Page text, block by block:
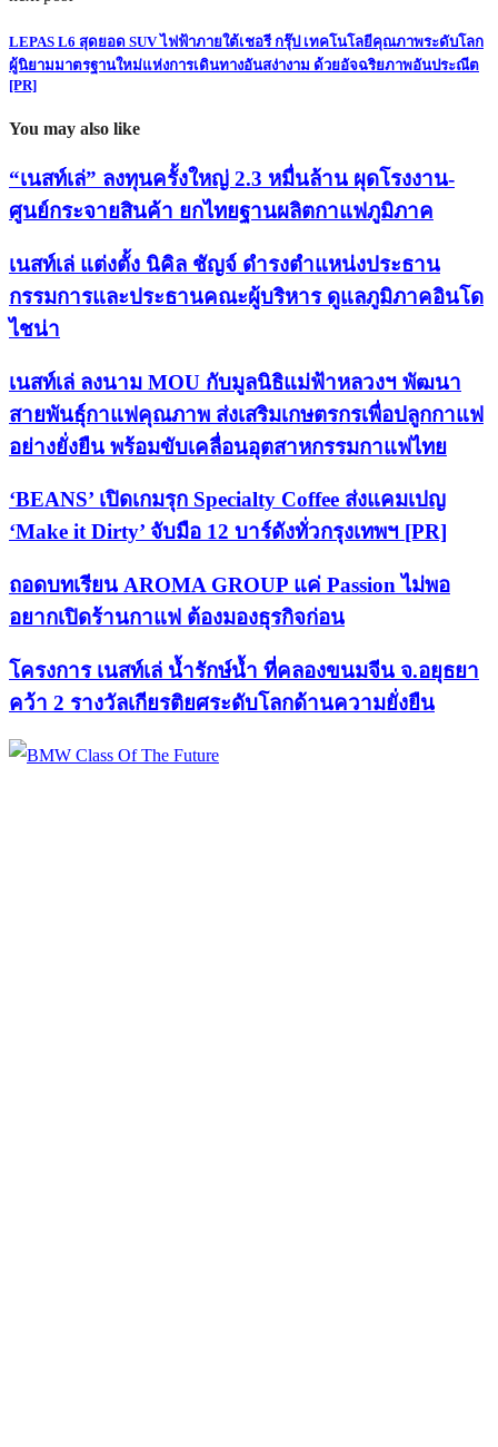
LEPAS L6 สุดยอด SUV ไฟฟ้าภายใต้เชอรี กรุ๊ป เทคโนโลยีคุณภาพระดับโลก
ผู้นิยามมาตรฐานใหม่แห่งการเดินทางอันสง่างาม ด้วยอัจฉริยภาพอันประณีต
[PR]
You may also like
“เนสท์เล่” ลงทุนครั้งใหญ่ 2.3 หมื่นล้าน ผุดโรงงาน-
ศูนย์กระจายสินค้า ยกไทยฐานผลิตกาแฟภูมิภาค
เนสท์เล่ แต่งตั้ง นิคิล ชัญจ์ ดำรงตำแหน่งประธาน
กรรมการและประธานคณะผู้บริหาร ดูแลภูมิภาคอินโด
ไชน่า
เนสท์เล่ ลงนาม MOU กับมูลนิธิแม่ฟ้าหลวงฯ พัฒนา
สายพันธุ์กาแฟคุณภาพ ส่งเสริมเกษตรกรเพื่อปลูกกาแฟ
อย่างยั่งยืน พร้อมขับเคลื่อนอุตสาหกรรมกาแฟไทย
‘BEANS’ เปิดเกมรุก Specialty Coffee ส่งแคมเปญ
‘Make it Dirty’ จับมือ 12 บาร์ดังทั่วกรุงเทพฯ [PR]
ถอดบทเรียน AROMA GROUP แค่ Passion ไม่พอ
อยากเปิดร้านกาแฟ ต้องมองธุรกิจก่อน
โครงการ เนสท์เล่ น้ำรักษ์น้ำ ที่คลองขนมจีน จ.อยุธยา
คว้า 2 รางวัลเกียรติยศระดับโลกด้านความยั่งยืน